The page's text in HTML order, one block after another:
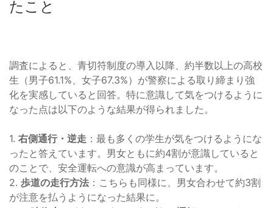
たこと
調査によると、青切符制度の導入以降、約半数以上の高校
生（男子61.1%、女子67.3%）が警察による取り締まり強
化を実感していると回答。特に意識して気をつけるように
なった点は以下のような結果が得られました。
1. 右側通行・逆走 ：最も多くの学生が気をつけるようにな
ったと答えています。男女ともに約4割が意識していると
のことで、安全運転への意識が高まっています。
2. 歩道の走行方法 ：こちらも同様に、男女合わせて約3割
が注意を払うようになった結果に。